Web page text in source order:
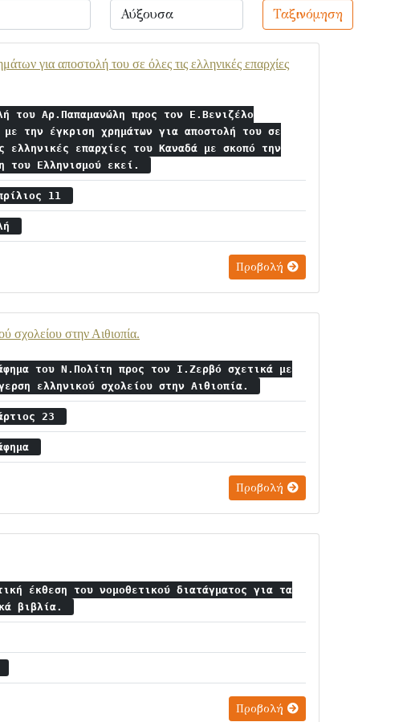
Ταξινόμηση
για αποστολή του σε όλες τις ελληνικές επαρχίες
του Αρ.Παπαμανώλη προς τον Ε.Βενιζέλο
με την έγκριση χρημάτων για αποστολή του σε
ελληνικές επαρχίες του Καναδά με σκοπό την
του Ελληνισμού εκεί.
11
Προβολή
σχολείου στην Αιθιοπία.
του Ν.Πολίτη προς τον Ι.Ζερβό σχετικά με
ελληνικού σχολείου στην Αιθιοπία.
23
Προβολή
έκθεση του νομοθετικού διατάγματος για τα
βιβλία.
Προβολή